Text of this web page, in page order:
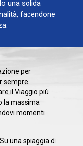
una solida
facendone
per
sempre.
il Viaggio più
la massima
momenti
una spiaggia di